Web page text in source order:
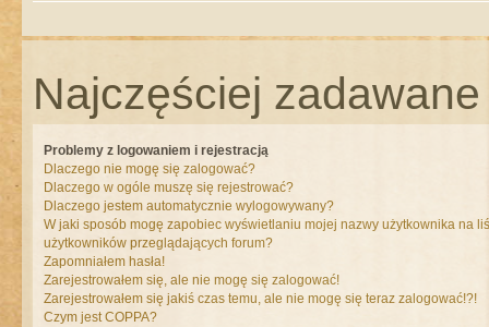
Najczęściej
Problemy z logowaniem i rejestracją
Dlaczego nie mogę się zalogować?
Dlaczego w ogóle muszę się rejestrować?
Dlaczego jestem automatycznie wylogowywany?
W jaki sposób mogę zapobiec wyświetlaniu mojej nazwy użytkownika na
użytkowników przeglądających forum?
Zapomniałem hasła!
Zarejestrowałem się, ale nie mogę się zalogować!
Zarejestrowałem się jakiś czas temu, ale nie mogę się teraz zalogować!?!
Czym jest COPPA?